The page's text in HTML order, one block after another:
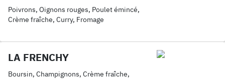
Poivrons, Oignons rouges, Poulet émincé,
Crème fraîche, Curry, Fromage
LA FRENCHY
Boursin, Champignons, Crème fraîche,